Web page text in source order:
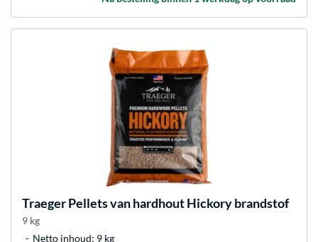
TraegerPellets van hardhout Hickory brandstof
9 kg
Netto inhoud: 9 kg